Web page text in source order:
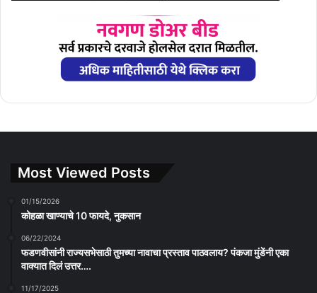
Most Viewed Posts
01/15/2026
कोहळा खाण्याचे 10 फायदे, नुकसान
06/22/2024
फडणवीसांनी राज्यसभेसाठी तुमच्या नावाचा प्रस्ताव पाठवलाय? पंकजा मुंडेंनी एका
वाक्यात दिलं उत्तर….
11/17/2025